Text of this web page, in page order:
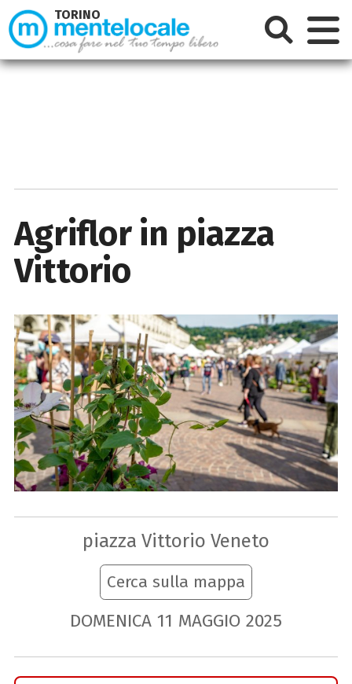
Agriflor in piazza
Vittorio
piazza Vittorio Veneto
Cerca sulla mappa
DOMENICA 11 MAGGIO 2025
TORINO